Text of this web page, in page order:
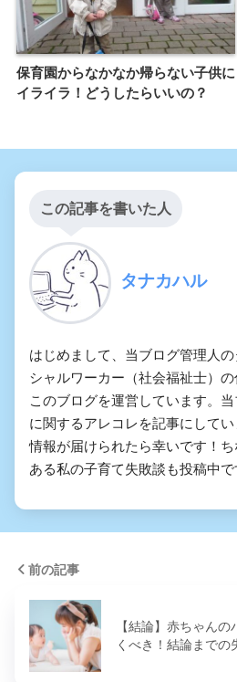
保育園からなかなか帰らない子供に
イライラ！どうしたらいいの？
この記事を書いた人
タナカハル
はじめまして、当ブログ管理人
シャルワーカー（社会福祉士）の
このブログを運営しています。
に関するアレコレを記事にして
情報が届けられたら幸いです！
ある私の子育て失敗談も投稿中で
前の記事
【結論】赤ちゃん
くべき！結論までの